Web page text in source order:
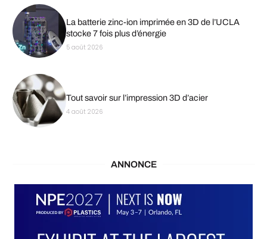
La batterie zinc-ion imprimée en 3D de l’UCLA
stocke 7 fois plus d’énergie
5 août 2026
Tout savoir sur l’impression 3D d’acier
4 août 2026
ANNONCE